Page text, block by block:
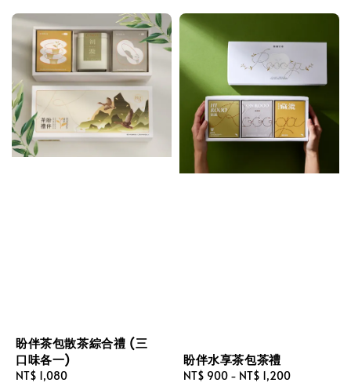
盼伴茶包散茶綜合禮 (三
口味各一)
Regular
NT$ 1,080
盼伴水享茶包茶禮
Regular
NT$ 900 - NT$ 1,200